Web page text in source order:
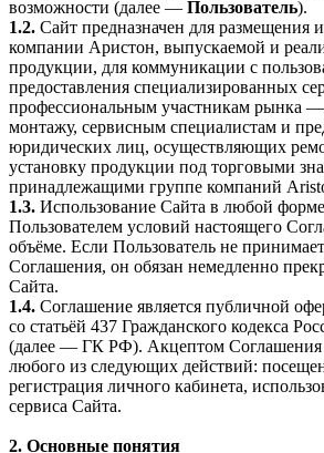
возможности (далее — Пользователь).
1.2. Сайт предназначен для размещения
компании Аристон, выпускаемой и
продукции, для коммуникации с
предоставления специализированных
профессиональным участникам рынка
монтажу, сервисным специалистам и
юридических лиц, осуществляющих
установку продукции под торговыми
принадлежащими группе компаний
1.3. Использование Сайта в любой
Пользователем условий настоящего
объёме. Если Пользователь не
Соглашения, он обязан немедленно
Сайта.
1.4. Соглашение является публичной
со статьёй 437 Гражданского кодекса
(далее — ГК РФ). Акцептом Соглашения
любого из следующих действий:
регистрация личного кабинета,
сервиса Сайта.
2. Основные понятия